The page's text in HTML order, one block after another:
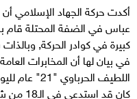
أكدت حركة الجهاد الإسلامي أن
عباس في الضفة المحتلة قام
كبيرة في كوادر الحركة,
في بيان لها أن المخابرات
كان قد